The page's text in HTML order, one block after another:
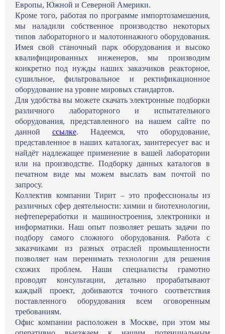
Европы, Южной и Северной Америки.
Кроме того, работая по программе импортозамешения,
мы наладили собственное производство некоторых
типов лабораторного и малотоннажного оборудования.
Имея свой станочный парк оборудования и высоко
квалифицированных инженеров, мы производим
конкретно под нужды наших заказчиков реакторное,
сушильное, фильтровальное и ректификационное
оборудование на уровне мировых стандартов.
Для удобства вы можете скачать электронные подборки
различного лабораторного и испытательного
оборудования, представленного на нашем сайте по
данной ссылке. Надеемся, что оборудование,
представленное в наших каталогах, заинтересует вас и
найдёт надлежащее применение в вашей лаборатории
или на производстве. Подборку данных каталогов в
печатном виде мы можем выслать вам почтой по
запросу.
Коллектив компании Тирит – это профессионалы из
различных сфер деятельности: химии и биотехнологии,
нефтепереработки и машиностроения, электроники и
информатики. Наш опыт позволяет решать задачи по
подбору самого сложного оборудования. Работа с
заказчиками из разных отраслей промышленности
позволяет нам перенимать технологии для решения
схожих проблем. Наши специалисты грамотно
проводят консультации, детально прорабатывают
каждый проект, добиваются точного соответствия
поставленного оборудования всем оговоренным
требованиям.
Офис компании расположен в Москве, при этом мы